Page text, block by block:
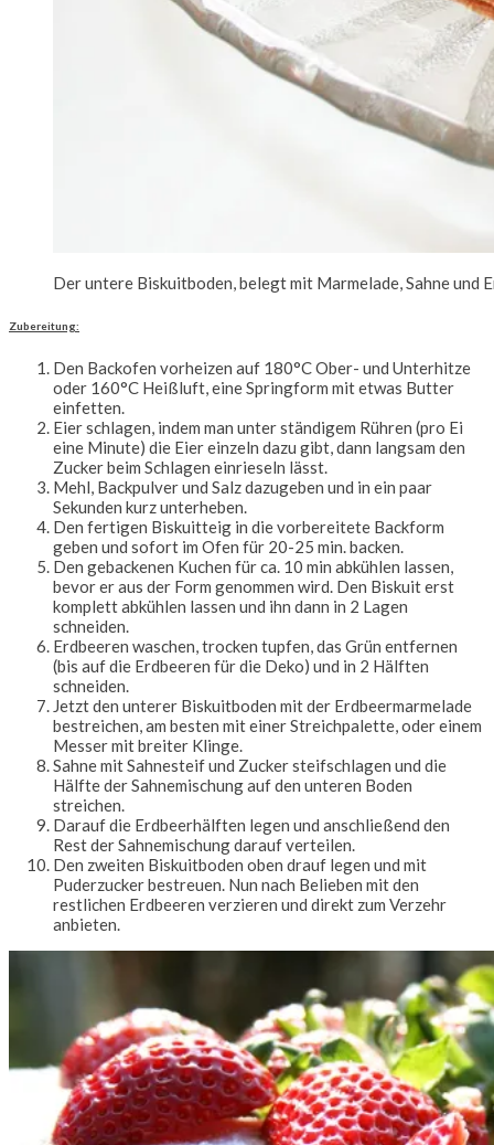
Der untere Biskuitboden, belegt mit Marmelade, Sahne und
Zubereitung:
Den Backofen vorheizen auf 180°C Ober- und Unterhitze
oder 160°C Heißluft, eine Springform mit etwas Butter
einfetten.
Eier schlagen, indem man unter ständigem Rühren (pro Ei
eine Minute) die Eier einzeln dazu gibt, dann langsam den
Zucker beim Schlagen einrieseln lässt.
Mehl, Backpulver und Salz dazugeben und in ein paar
Sekunden kurz unterheben.
Den fertigen Biskuitteig in die vorbereitete Backform
geben und sofort im Ofen für 20-25 min. backen.
Den gebackenen Kuchen für ca. 10 min abkühlen lassen,
bevor er aus der Form genommen wird. Den Biskuit erst
komplett abkühlen lassen und ihn dann in 2 Lagen
schneiden.
Erdbeeren waschen, trocken tupfen, das Grün entfernen
(bis auf die Erdbeeren für die Deko) und in 2 Hälften
schneiden.
Jetzt den unterer Biskuitboden mit der Erdbeermarmelade
bestreichen, am besten mit einer Streichpalette, oder einem
Messer mit breiter Klinge.
Sahne mit Sahnesteif und Zucker steifschlagen und die
Hälfte der Sahnemischung auf den unteren Boden
streichen.
Darauf die Erdbeerhälften legen und anschließend den
Rest der Sahnemischung darauf verteilen.
Den zweiten Biskuitboden oben drauf legen und mit
Puderzucker bestreuen. Nun nach Belieben mit den
restlichen Erdbeeren verzieren und direkt zum Verzehr
anbieten.